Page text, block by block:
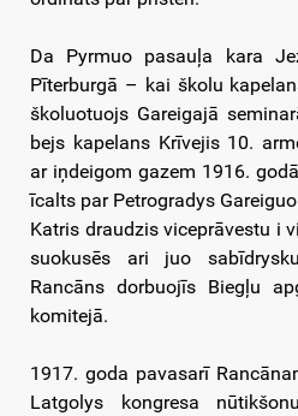
Da Pyrmuo pasauļa kara
Pīterburgā – kai školu
školuotuojs Gareigajā
bejs kapelans Krīvejis 10.
ar iņdeigom gazem 1916.
īcalts par Petrogradys
Katris draudzis viceprāvestu i
suokusēs ari juo
Rancāns dorbuojīs Biegļu
komitejā.
1917. goda pavasarī
Latgolys kongresa